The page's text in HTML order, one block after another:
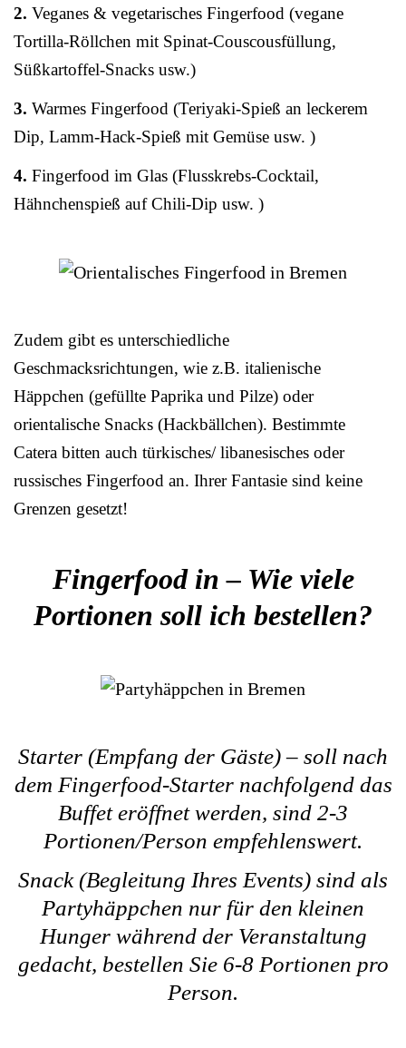
2. Veganes & vegetarisches Fingerfood (vegane
Tortilla-Röllchen mit Spinat-Couscousfüllung,
Süßkartoffel-Snacks usw.)
3. Warmes Fingerfood (Teriyaki-Spieß an leckerem
Dip, Lamm-Hack-Spieß mit Gemüse usw. )
4. Fingerfood im Glas (Flusskrebs-Cocktail,
Hähnchenspieß auf Chili-Dip usw. )
Zudem gibt es unterschiedliche
Geschmacksrichtungen, wie z.B. italienische
Häppchen (gefüllte Paprika und Pilze) oder
orientalische Snacks (Hackbällchen). Bestimmte
Catera bitten auch türkisches/ libanesisches oder
russisches Fingerfood an. Ihrer Fantasie sind keine
Grenzen gesetzt!
Fingerfood in – Wie viele
Portionen soll ich bestellen?
Starter (Empfang der Gäste) – soll nach
dem Fingerfood-Starter nachfolgend das
Buffet eröffnet werden, sind 2-3
Portionen/Person empfehlenswert.
Snack (Begleitung Ihres Events) sind als
Partyhäppchen nur für den kleinen
Hunger während der Veranstaltung
gedacht, bestellen Sie 6-8 Portionen pro
Person.